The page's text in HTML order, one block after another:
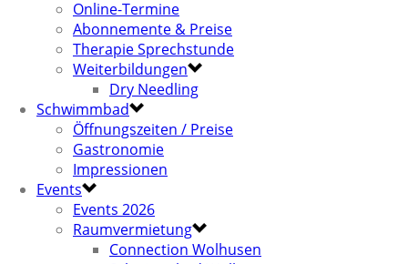
Online-Termine
Abonnemente & Preise
Therapie Sprechstunde
Weiterbildungen
Dry Needling
Schwimmbad
Öffnungszeiten / Preise
Gastronomie
Impressionen
Events
Events 2026
Raumvermietung
Connection Wolhusen